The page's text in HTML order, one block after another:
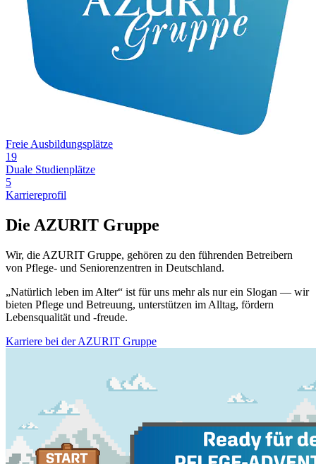
Freie Ausbildungsplätze
19
Duale Studienplätze
5
Karriereprofil
Die AZURIT Gruppe
Wir, die AZURIT Gruppe, gehören zu den führenden Betreibern
von Pflege- und Seniorenzentren in Deutschland.
„Natürlich leben im Alter“ ist für uns mehr als nur ein Slogan — wir
bieten Pflege und Betreuung, unterstützen im Alltag, fördern
Lebensqualität und -freude.
Karriere bei der AZURIT Gruppe